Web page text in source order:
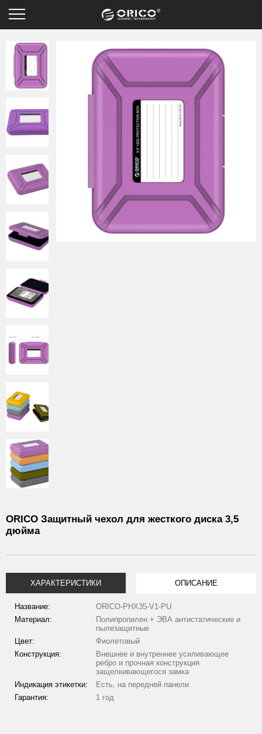
ORICO Защитный чехол для жесткого диска 3,5
дюйма
ХАРАКТЕРИСТИКИ ОПИСАНИЕ
Название:
ORICO-PHX35-V1-PU
Материал:
Полипропилен + ЭВА антистатические и
пылезащитные
Цвет:
Фиолетовый
Конструкция:
Внешнее и внутреннее усиливающее
ребро и прочная конструкция
защелкивающегося замка
Индикация этикетки:
Есть, на передней панели
Гарантия:
1 год